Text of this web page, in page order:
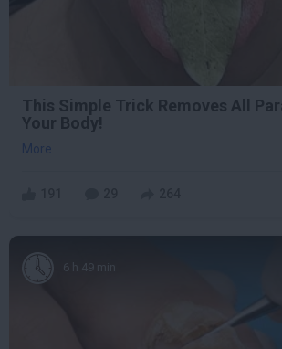
This Simple Trick Removes All
Your Body!
More
6 h 49 min